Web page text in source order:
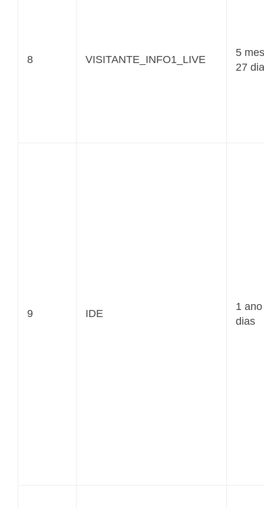
8 VISITANTE_INFO1_LIVE
5
27
9 IDE
1
dias